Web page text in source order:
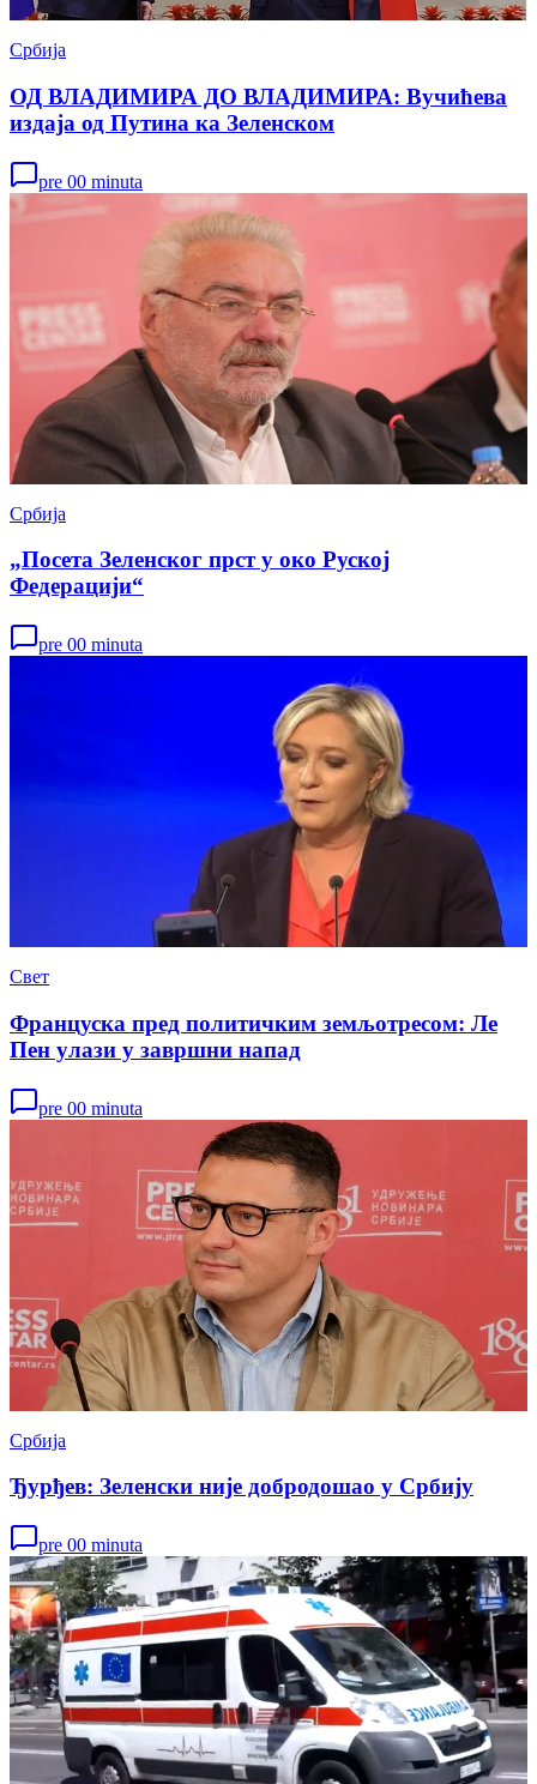
Србија
ОД ВЛАДИМИРА ДО ВЛАДИМИРА: Вучићева
издаја од Путина ка Зеленском
pre 00 minuta
Србија
„Посета Зеленског прст у око Руској
Федерацији“
pre 00 minuta
Свет
Француска пред политичким земљотресом: Ле
Пен улази у завршни напад
pre 00 minuta
Србија
Ђурђев: Зеленски није добродошао у Србију
pre 00 minuta